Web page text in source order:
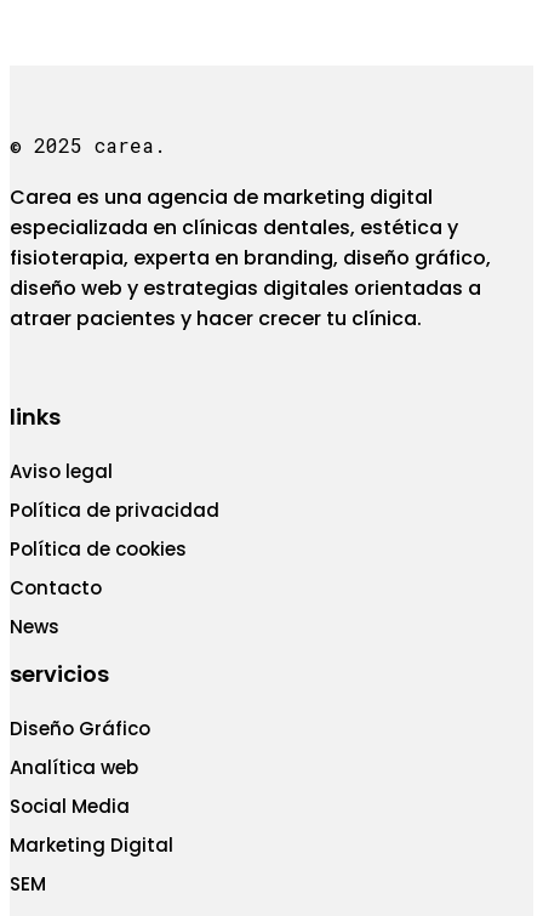
© 2025 carea.
Carea es una agencia de marketing digital
especializada en clínicas dentales, estética y
fisioterapia, experta en branding, diseño gráfico,
diseño web y estrategias digitales orientadas a
atraer pacientes y hacer crecer tu clínica.
links
Aviso legal
Política de privacidad
Política de cookies
Contacto
News
servicios
Diseño Gráfico
Analítica web
Social Media
Marketing Digital
SEM